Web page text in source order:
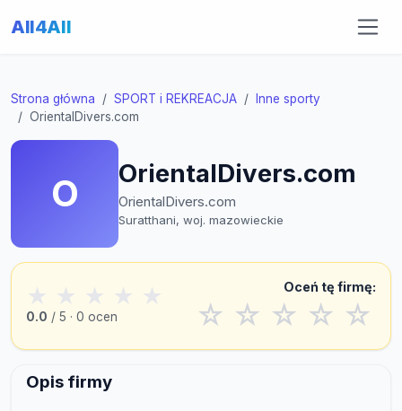
All4All
Strona główna SPORT i REKREACJA
Inne sporty
OrientalDivers.com
O OrientalDivers.com
OrientalDivers.com
Suratthani, woj. mazowieckie
★ ★ ★ ★ ★
0.0 / 5 · 0 ocen
Oceń tę firmę:
☆ ☆ ☆ ☆ ☆
Opis firmy